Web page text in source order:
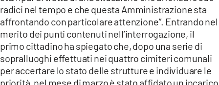
radici nel tempo e che questa Amministrazione sta
affrontando con particolare attenzione”. Entrando nel
merito dei punti contenuti nell’interrogazione, il
primo cittadino ha spiegato che, dopo una serie di
sopralluoghi effettuati nei quattro cimiteri comunali
per accertare lo stato delle strutture e individuare le
priorità, nel mese di marzo è stato affidato un incarico